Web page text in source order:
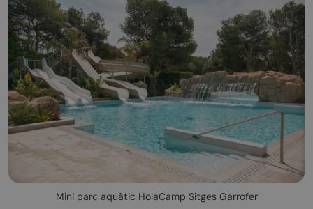
Mini parc aquàtic HolaCamp Sitges Garrofer